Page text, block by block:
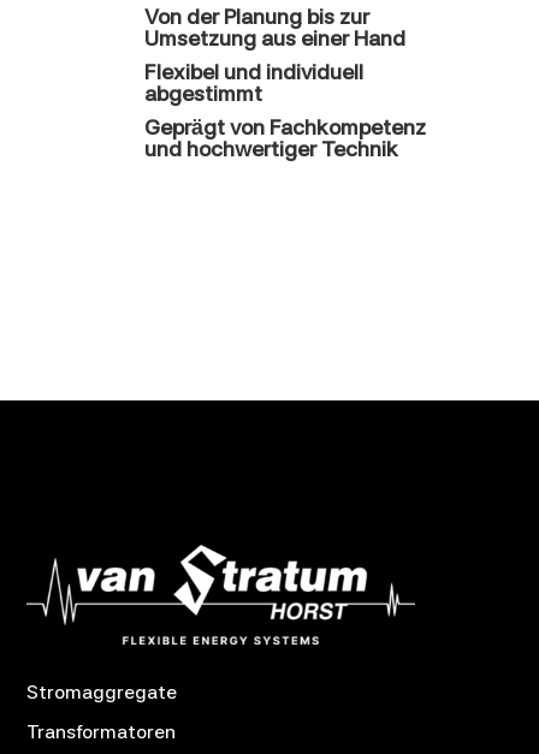
Von der Planung bis zur
Umsetzung aus einer Hand
Flexibel und individuell
abgestimmt
Geprägt von Fachkompetenz
und hochwertiger Technik
Stromaggregate
Transformatoren